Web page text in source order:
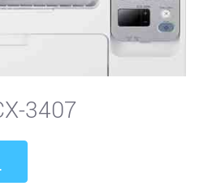
3407